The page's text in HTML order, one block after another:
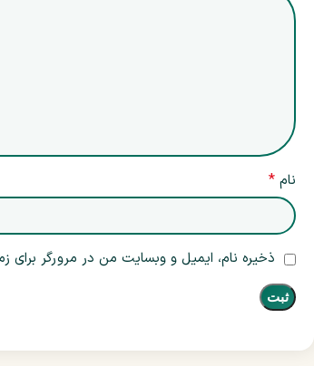
نام *
ذخیره نام، ایمیل و وبسایت من در مرورگر برای